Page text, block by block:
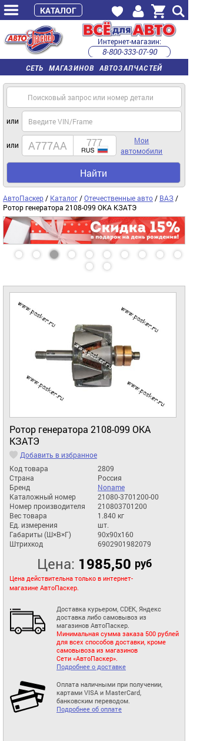
СЕТЬ МАГАЗИНОВ АВТОЗАПЧАСТЕЙ
Интернет-магазин:
8-800-333-07-90
часы работы с 9:00 до 22:00 (пн-пт)
или
или
Мои
автомобили
Найти
АвтоПаскер / Каталог /Отечественные авто / ВАЗ /
Ротор генератора 2108-099 ОКА КЗАТЭ
Ротор генератора 2108-099 ОКА
КЗАТЭ
Добавить в избранное
Код товара
2809
Страна
Россия
Бренд
Noname
Каталожный номер
21080-3701200-00
Номер производителя
210803701200
Вес товара
1.840 кг
Ед. измерения
шт.
Габариты (Ш×В×Г)
90x90x160
Штрихкод
6902901982079
Цена: 1985,50 руб
Цена действительна только в интернет-
магазине АвтоПаскер.
Доставка курьером, CDEK, Яндекс
доставка либо самовывоз из
магазинов АвтоПаскер.
Минимальная сумма заказа 500 рублей
для всех способов доставки, кроме
самовывоза из магазинов
Сети «АвтоПаскер».
Подробнее о доставке
Оплата наличными при получении,
картами VISA и MasterCard,
банковским переводом.
Подробнее об оплате
КАТАЛОГ